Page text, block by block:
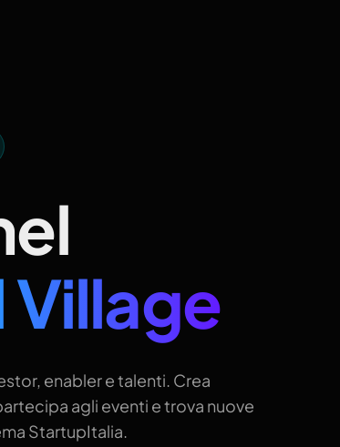
enabler e talenti. Crea
agli eventi e trova nuove
StartupItalia.